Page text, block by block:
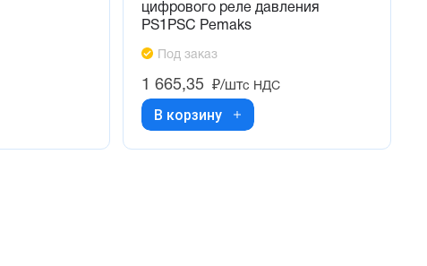
цифрового реле давления
PS1PSC Pemaks
Под заказ
1 665,35 ₽/штс НДС
В корзину